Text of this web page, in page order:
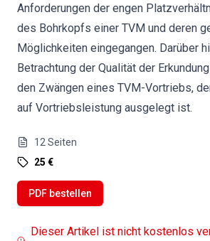
Anforderungen der engen
des Bohrkopfs einer TVM und deren
Möglichkeiten eingegangen. Darüber
Betrachtung der Qualität der
den Zwängen eines TVM-Vortriebs,
auf Vortriebsleistung ausgelegt ist.
12 Seiten
25 €
PDF bestellen
Dieser Artikel ist nicht kostenlos